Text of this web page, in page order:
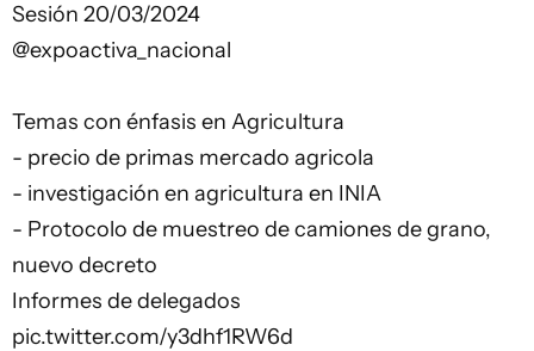
Sesión 20/03/2024
@expoactiva_nacional
Temas con énfasis en Agricultura
- precio de primas mercado agricola
- ⁠investigación en agricultura en INIA
- ⁠Protocolo de muestreo de camiones de grano,
nuevo decreto
Informes de delegados
pic.twitter.com/y3dhf1RW6d